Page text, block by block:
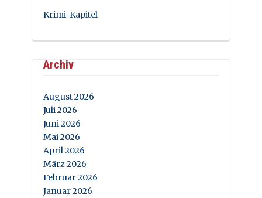
Krimi-Kapitel
Archiv
August 2026
Juli 2026
Juni 2026
Mai 2026
April 2026
März 2026
Februar 2026
Januar 2026